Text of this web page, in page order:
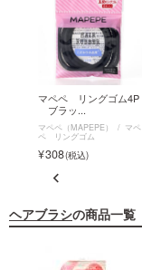
マペペ リングゴム4P
ブラッ...
マペペ（MAPEPE） マペ
ペ リングゴム
308
ヘアブラシの商品一覧